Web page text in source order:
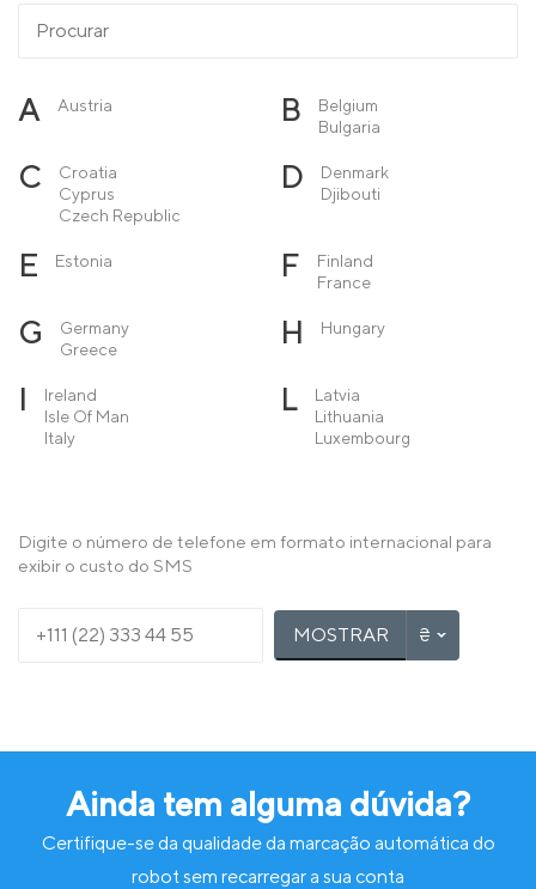
A Austria B
Belgium
Bulgaria
C
Croatia
Cyprus
Czech Republic
D
Denmark
Djibouti
E Estonia F
Finland
France
G
Germany
Greece
H Hungary
I
Ireland
Isle Of Man
Italy
L
Latvia
Lithuania
Luxembourg
Monaco
Montenegro
Portugal
R Romania
Switzerland
Ukraine
United Kingdom
Digite o número de telefone em formato internacional para
exibir o custo do SMS
MOSTRAR
Ainda tem alguma dúvida?
Certifique-se da qualidade da marcação automática do
robot sem recarregar a sua conta